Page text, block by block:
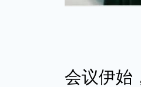
会议伊始